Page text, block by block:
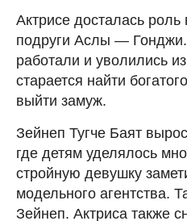
Актрисе досталась роль
подруги Аслы —
работали и уволились
старается найти
выйти замуж.
Зейнеп Тугче Баят
где детям уделялось
стройную девушку
модельного агентства.
Зейнеп. Актриса также